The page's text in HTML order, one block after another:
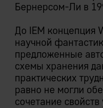
Бернерсом-Ли в
До IEM концепция
научной
предложенные
схемы хранения
практических
равно не могли
сочетание